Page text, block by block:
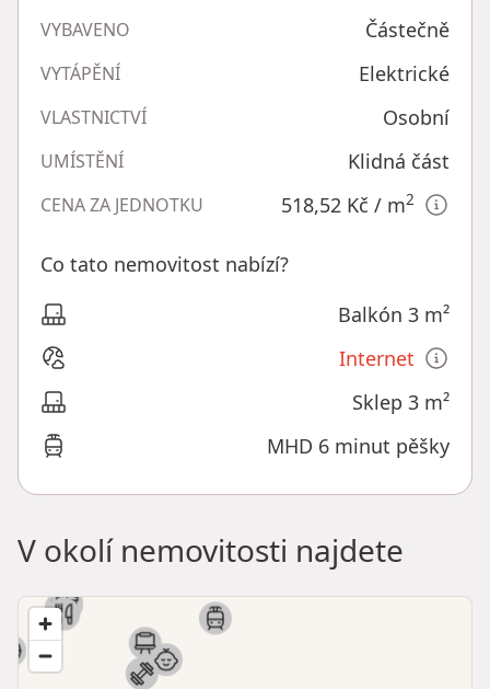
VYBAVENO Částečně
VYTÁPĚNÍ Elektrické
VLASTNICTVÍ Osobní
UMÍSTĚNÍ Klidná část
CENA ZA JEDNOTKU 518,52 Kč / m2
Co tato nemovitost nabízí?
Balkón 3 m²
Internet
Sklep 3 m²
MHD 6 minut pěšky
V okolí nemovitosti najdete